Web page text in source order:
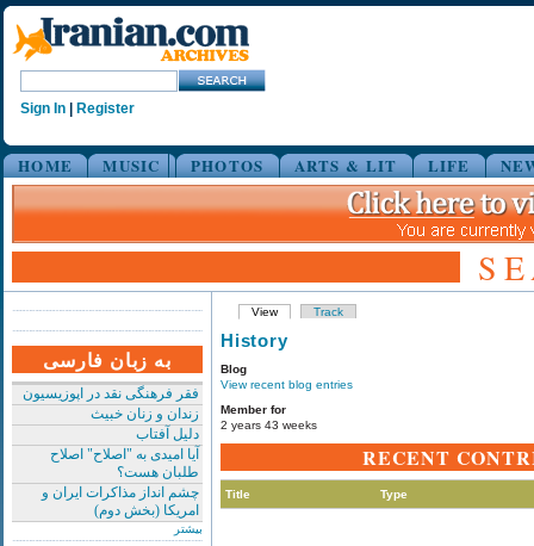
Sign In Register
HOME MUSIC PHOTOS ARTS & LIT LIFE
به زبان فارسی
فقر فرهنگی نقد در اپوزیسیون
زندان و زنان خبیث
دلیل آفتاب
آیا امیدی به "اصلاح" اصلاح
طلبان هست؟
چشم انداز مذاکرات ایران و
امریکا (بخش دوم)
بیشتر
View Track
History
Blog
View recent blog entries
Member for
2 years 43 weeks
RECENT
Title Type